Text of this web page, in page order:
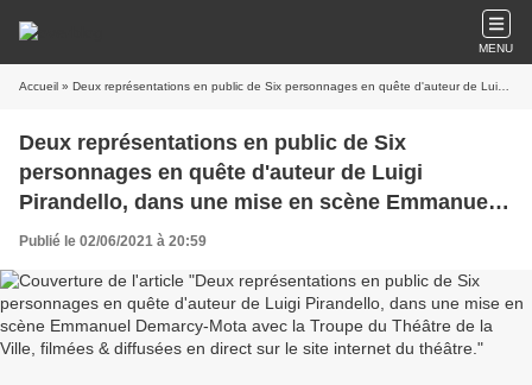
MENU
Accueil » Deux représentations en public de Six personnages en quête d'auteur de Luigi Pirandello, dans une mise en scène Emmanuel Demarcy-Mota avec la Troupe du Théâtre de la Ville, filmées & diffusées en direct sur le site internet du théâtre.
Deux représentations en public de Six
personnages en quête d'auteur de Luigi
Pirandello, dans une mise en scène Emmanuel
Demarcy-Mota avec la Troupe du Théâtre de la
internet du théâtre.
Publié le 02/06/2021 à 20:59